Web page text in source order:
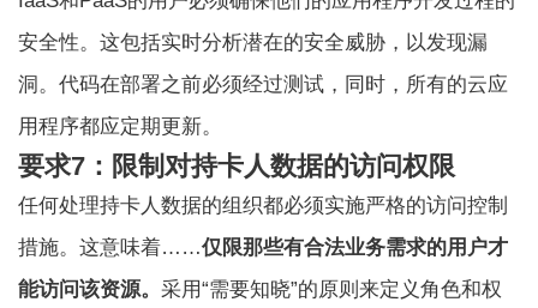
安全性。这包括实时分析潜在的安全威胁，以发现漏
洞。代码在部署之前必须经过测试，同时，所有的云应
用程序都应定期更新。
要求7：限制对持卡人数据的访问权限
任何处理持卡人数据的组织都必须实施严格的访问控制
措施。这意味着……仅限那些有合法业务需求的用户才
能访问该资源。采用“需要知晓”的原则来定义角色和权